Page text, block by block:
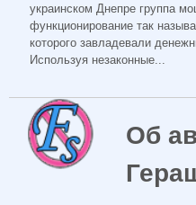
украинском Днепре группа
функционирование так
которого завладевали
Используя незаконные...
Об